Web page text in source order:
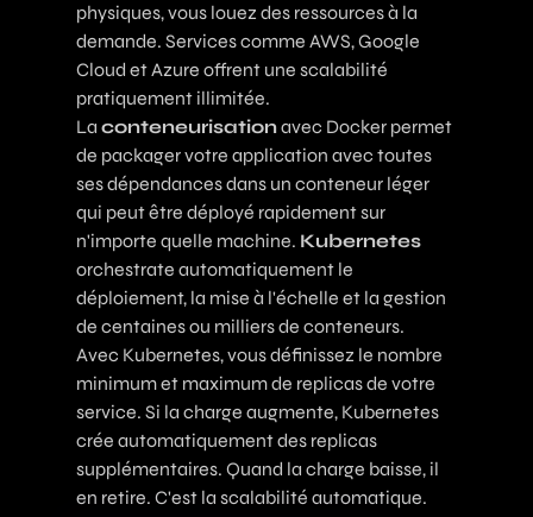
physiques, vous louez des ressources à la
demande. Services comme AWS, Google
Cloud et Azure offrent une scalabilité
pratiquement illimitée.
La conteneurisationavec Docker permet
de packager votre application avec toutes
ses dépendances dans un conteneur léger
qui peut être déployé rapidement sur
n'importe quelle machine. Kubernetes
orchestrate automatiquement le
déploiement, la mise à l'échelle et la gestion
de centaines ou milliers de conteneurs.
Avec Kubernetes, vous définissez le nombre
minimum et maximum de replicas de votre
service. Si la charge augmente, Kubernetes
crée automatiquement des replicas
supplémentaires. Quand la charge baisse, il
en retire. C'est la scalabilité automatique.